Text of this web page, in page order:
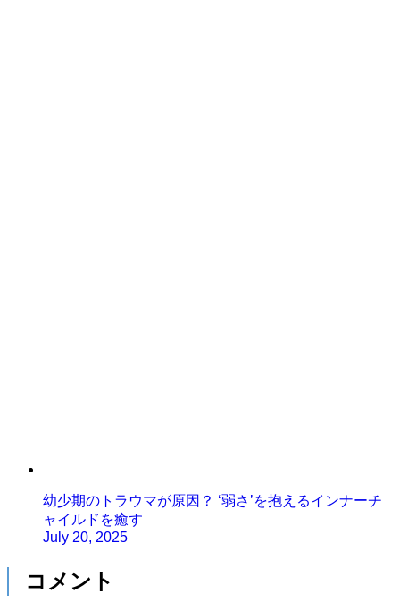
幼少期のトラウマが原因？ ‘弱さ’を抱えるインナーチ
ャイルドを癒す
July 20, 2025
コメント